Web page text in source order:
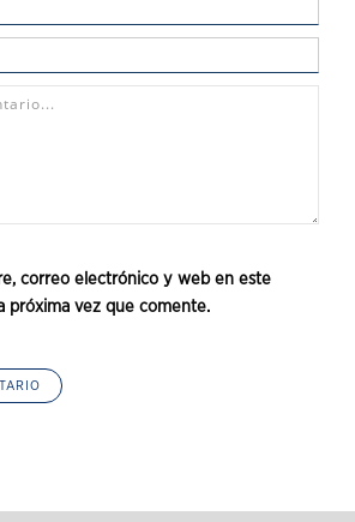
correo electrónico y web en este
próxima vez que comente.